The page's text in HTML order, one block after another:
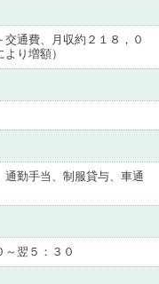
通費、月収約２１８，０
り増額）
勤手当、制服貸与、車通
～翌５：３０